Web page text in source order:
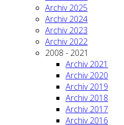
Archiv 2025
Archiv 2024
Archiv 2023
Archiv 2022
2008 - 2021
Archiv 2021
Archiv 2020
Archiv 2019
Archiv 2018
Archiv 2017
Archiv 2016